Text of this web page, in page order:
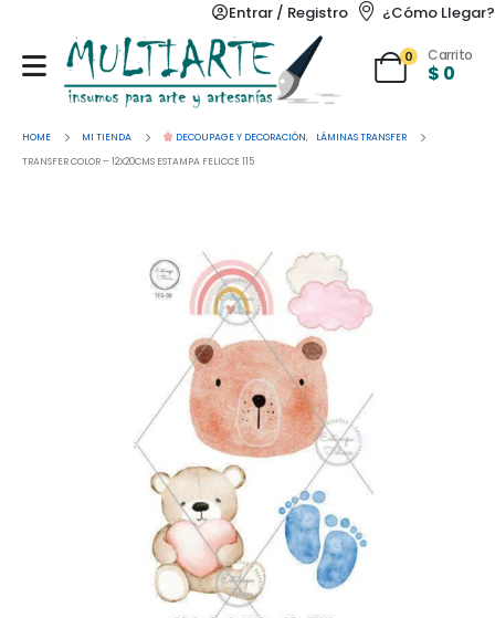
Entrar / Registro ¿Cómo Llegar?
0 Carrito
$ 0
HOME MI TIENDA DECOUPAGE Y DECORACIÓN,
LÁMINAS TRANSFER
TRANSFER COLOR – 12X20CMS ESTAMPA FELICCE 115